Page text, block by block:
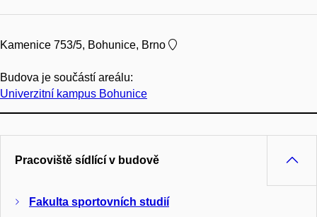
Kamenice 753/5, Bohunice, Brno
Budova je součástí areálu:
Univerzitní kampus Bohunice
Pracoviště sídlící v budově
Fakulta sportovních studií